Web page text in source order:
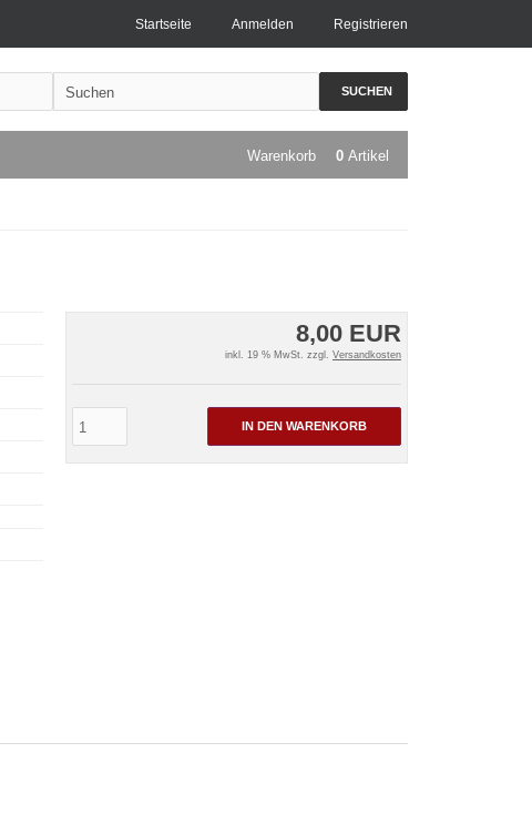
Registrieren
Anmelden
Startseite
SUCHEN
Warenkorb 0 Artikel
8,00 EUR
inkl. 19 % MwSt. zzgl. Versandkosten
IN DEN WARENKORB